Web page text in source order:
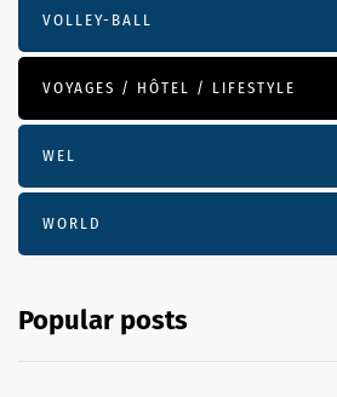
VOLLEY-BALL
VOYAGES / HÔTEL / LIFESTYLE
WEL
WORLD
Popular posts